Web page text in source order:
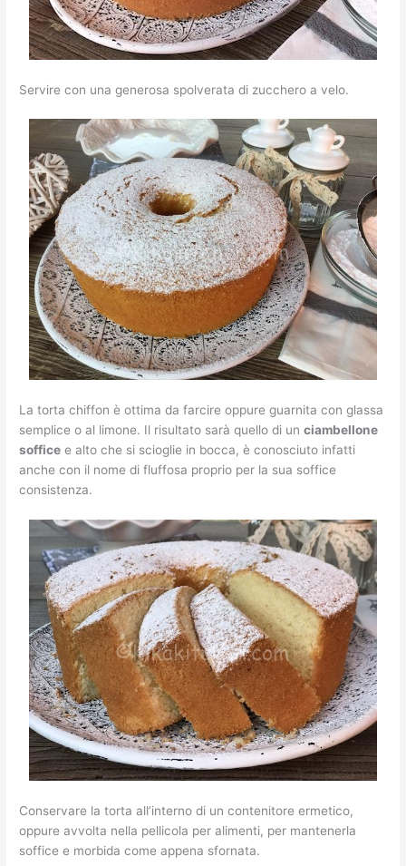
Servire con una generosa spolverata di zucchero a velo.
La torta chiffon è ottima da farcire oppure guarnita con glassa
semplice o al limone. Il risultato sarà quello di unciambellone
soffice e alto che si scioglie in bocca, è conosciuto infatti
anche con il nome di fluffosa proprio per la sua soffice
consistenza.
Conservare la torta all’interno di un contenitore ermetico,
oppure avvolta nella pellicola per alimenti, per mantenerla
soffice e morbida come appena sfornata.